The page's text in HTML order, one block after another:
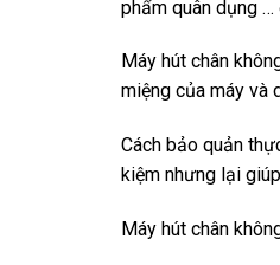
phẩm quân dụng
Máy hút chân
miệng của máy và
Cách bảo quản
kiệm nhưng lại
Máy hút chân